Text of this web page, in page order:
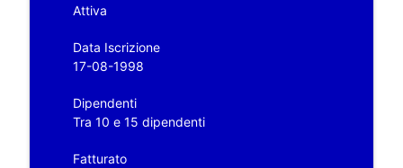
Attiva
Data Iscrizione
17-08-1998
Dipendenti
Tra 10 e 15 dipendenti
Fatturato